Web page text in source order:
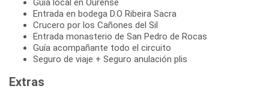
Guía local en Ourense
Entrada en bodega D.O Ribeira Sacra
Crucero por los Cañones del Sil
Entrada monasterio de San Pedro de Rocas
Guía acompañante todo el circuito
Seguro de viaje + Seguro anulación plis
Extras